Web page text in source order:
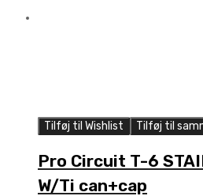
Tilføj til Wishlist Tilføj til
Pro Circuit T-6
W/Ti can+cap